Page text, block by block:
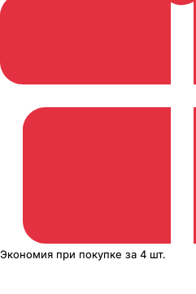
Экономия при покупке за 4 шт.